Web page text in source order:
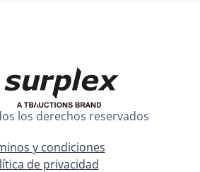
los derechos reservados
y condiciones
de privacidad